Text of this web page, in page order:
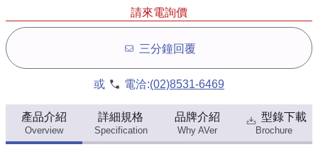
請來電詢價
三分鐘回覆
或 電洽:(02)8531-6469
產品介紹
Overview
詳細規格
Specification
品牌介紹
Why AVer
型錄下載
Brochure